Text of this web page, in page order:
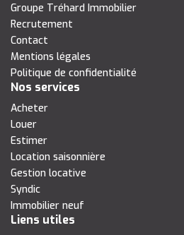
Groupe Tréhard Immobilier
Recrutement
Contact
Mentions légales
Politique de confidentialité
Nos services
Acheter
Louer
Estimer
Location saisonnière
Gestion locative
Syndic
Immobilier neuf
Liens utiles